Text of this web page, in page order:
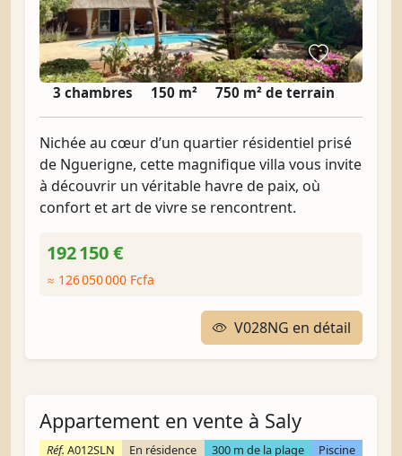
3 chambres 150 m² 750 m² de terrain
Nichée au cœur d’un quartier résidentiel prisé
de Nguerigne, cette magnifique villa vous invite
à découvrir un véritable havre de paix, où
confort et art de vivre se rencontrent.
192 150 €
≈ 126 050 000 Fcfa
V028NG en détail
Appartement en vente à Saly
Réf. A012SLN En résidence 300 m de la plage
Piscine